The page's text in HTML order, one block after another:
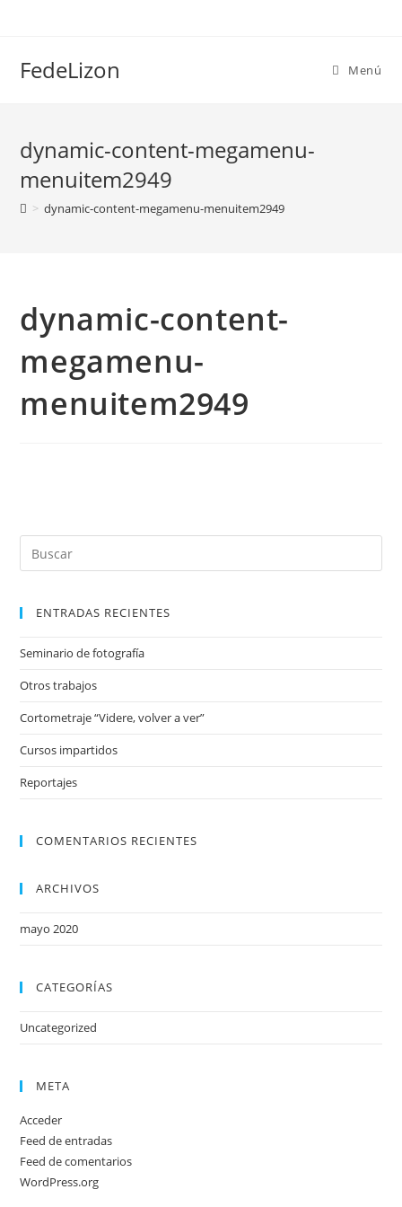
FedeLizon Menú
dynamic-content-megamenu-
menuitem2949
> dynamic-content-megamenu-menuitem2949
dynamic-content-
megamenu-
menuitem2949
ENTRADAS RECIENTES
Seminario de fotografía
Otros trabajos
Cortometraje “Videre, volver a ver”
Cursos impartidos
Reportajes
COMENTARIOS RECIENTES
ARCHIVOS
mayo 2020
CATEGORÍAS
Uncategorized
META
Acceder
Feed de entradas
Feed de comentarios
WordPress.org